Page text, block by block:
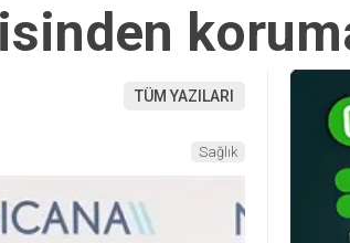
TÜM YAZILARI
Sağlık